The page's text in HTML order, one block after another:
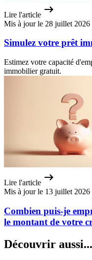
Lire l'article
Mis à jour le 28 juillet 2026
Simulez votre prêt
Estimez votre capacité
immobilier gratuit.
Lire l'article
Mis à jour le 13 juillet 2026
Combien puis-je
le montant de votre
Découvrir aussi...